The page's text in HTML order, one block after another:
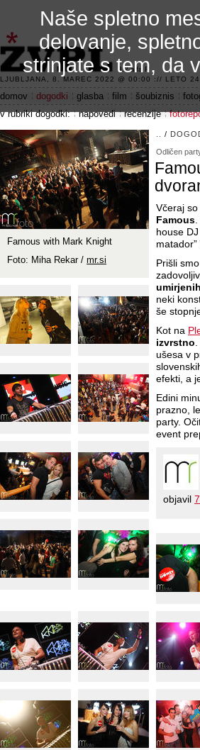
3.2 alfa R
LJUBLJANA, 8. MAREC 2022 @ 00:00 :// LETO
domov dogodki glasba film šoubiznis
v rubriki dogodki:
napovedi recenzije
/
Odličen
Včeraj
Famous
house DJ
matador”
Prišli
umirjenih
neki
še
Kot na
izvrstno
ušesa v
efekti, a
Edini
prazno,
party.
event
objavil
Famous with Mark Knight
Foto: Miha Rekar / mr.si
Naše spletno
delovanje,
strinjate s tem, da